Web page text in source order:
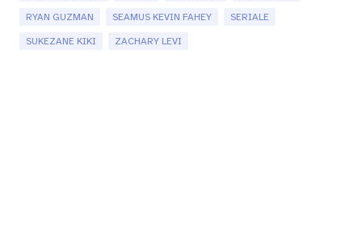
RYAN GUZMAN SEAMUS KEVIN FAHEY SERIALE
SUKEZANE KIKI ZACHARY LEVI